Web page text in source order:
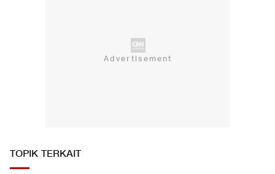
TOPIK TERKAIT